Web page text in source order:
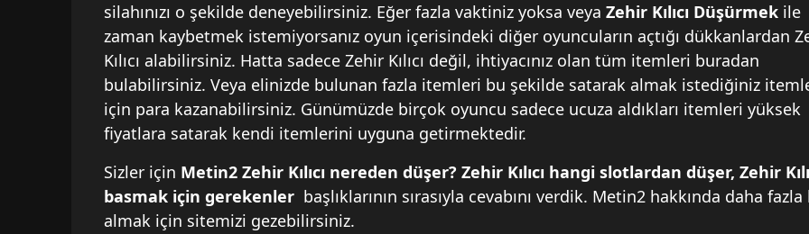
silahınızı o şekilde deneyebilirsiniz. Eğer fazla vaktiniz yoksa veyaZehir Kılıcı Düşürmek ile
zaman kaybetmek istemiyorsanız oyun içerisindeki diğer oyuncuların açtığı dükkanlardan
Kılıcı alabilirsiniz. Hatta sadece Zehir Kılıcı değil, ihtiyacınız olan tüm itemleri buradan
bulabilirsiniz. Veya elinizde bulunan fazla itemleri bu şekilde satarak almak istediğiniz
için para kazanabilirsiniz. Günümüzde birçok oyuncu sadece ucuza aldıkları itemleri yüksek
fiyatlara satarak kendi itemlerini uyguna getirmektedir.
Sizler için Metin2 Zehir Kılıcı nereden düşer? Zehir Kılıcı hangi slotlardan düşer, Zehir
basmak için gerekenler başlıklarının sırasıyla cevabını verdik. Metin2 hakkında daha
almak için sitemizi gezebilirsiniz.